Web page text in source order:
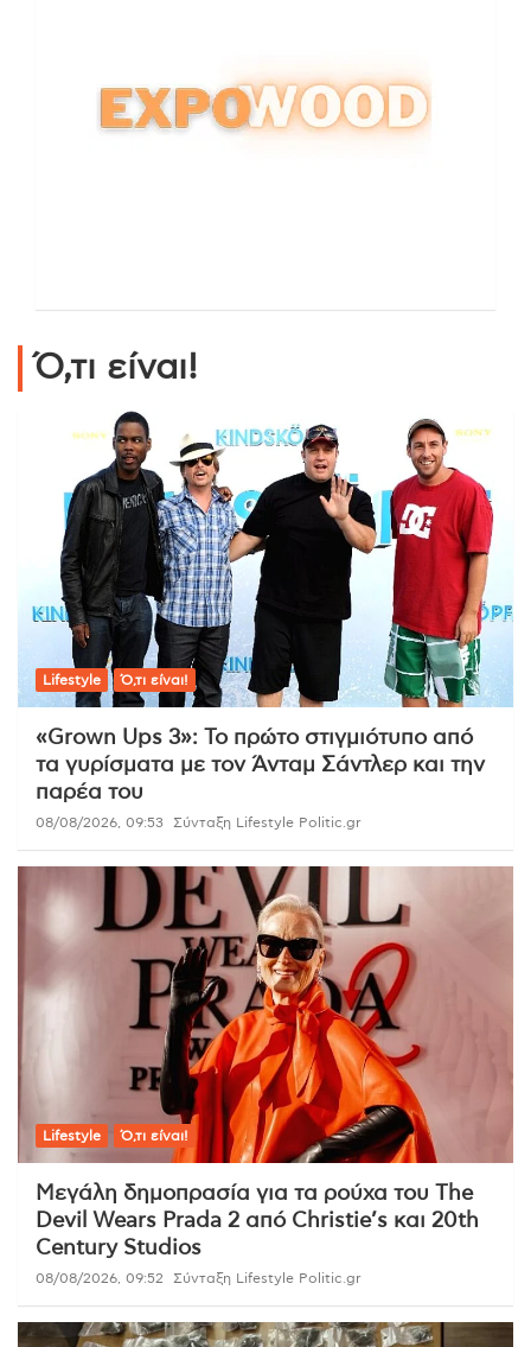
Ό,τι είναι!
Lifestyle Ό,τι είναι!
«Grown Ups 3»: Το πρώτο στιγμιότυπο από
τα γυρίσματα με τον Άνταμ Σάντλερ και την
παρέα του
08/08/2026, 09:53 Σύνταξη Lifestyle Politic.gr
Lifestyle Ό,τι είναι!
Μεγάλη δημοπρασία για τα ρούχα του The
Devil Wears Prada 2 από Christie’s και 20th
Century Studios
08/08/2026, 09:52 Σύνταξη Lifestyle Politic.gr